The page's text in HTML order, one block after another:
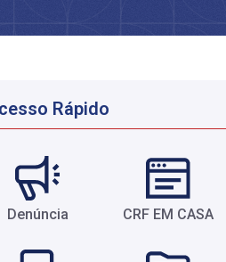
Rápido
Denúncia CRF EM CASA